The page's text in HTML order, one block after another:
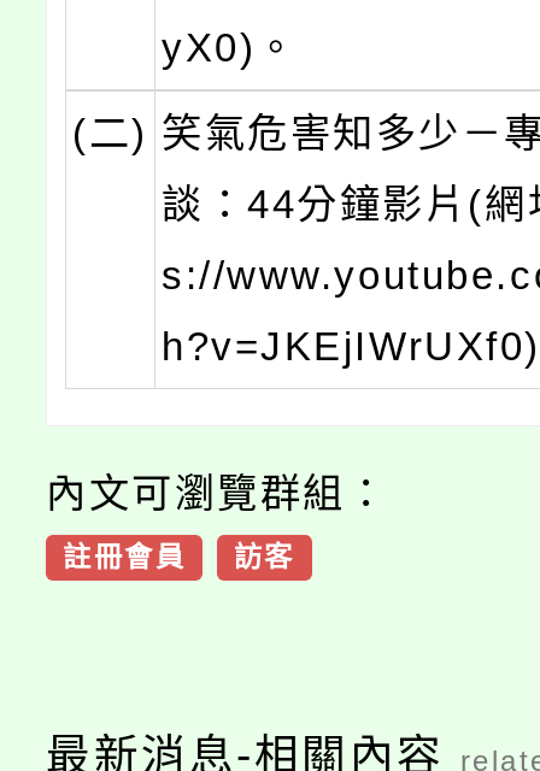
yX0)。
(二) 笑氣危害知多少－
談：44分鐘影片(
s://
內文可瀏覽群組：
註冊會員 訪客
最新消息-相關內容